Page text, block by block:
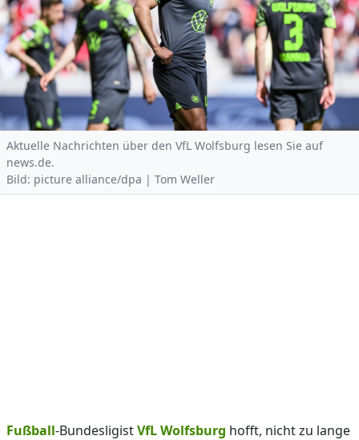
Aktuelle Nachrichten über den VfL Wolfsburg lesen Sie auf
news.de.
Bild: picture alliance/dpa | Tom Weller
Fußball-BundesligistVfL Wolfsburg hofft, nicht zu lange